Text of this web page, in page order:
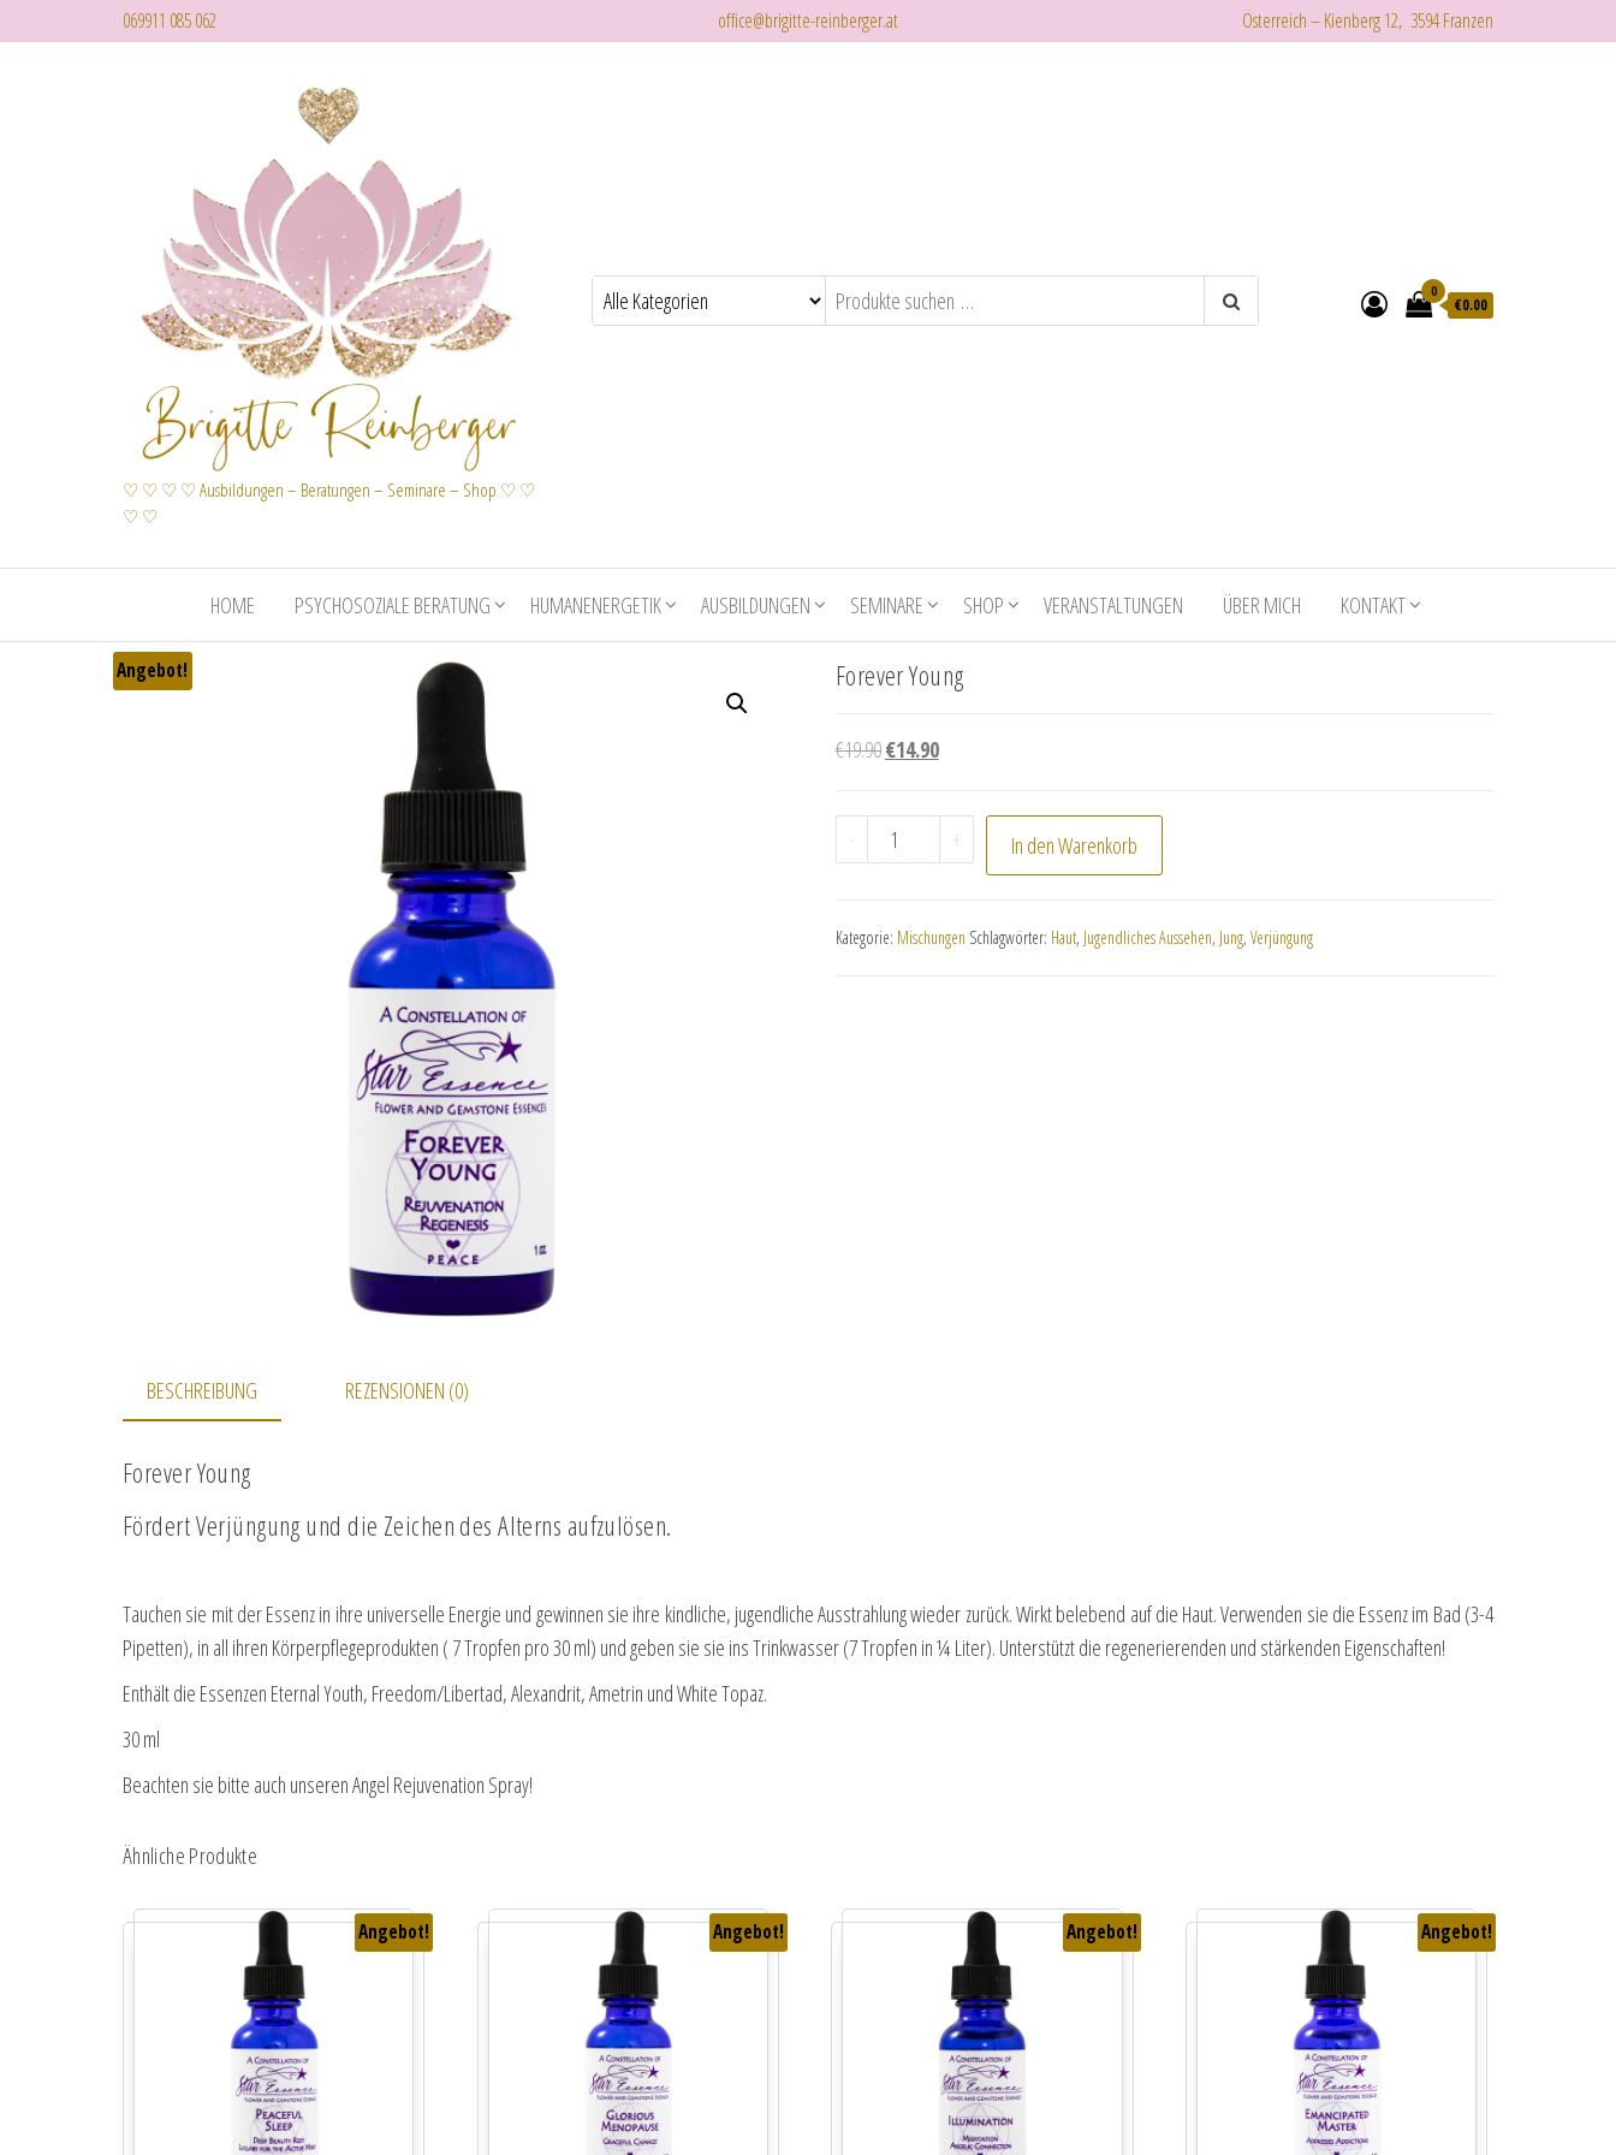
069911 085 062 office@brigitte-reinberger.at Österreich – Kienberg 12, 3594 Franzen
♡ ♡ ♡ ♡ Ausbildungen – Beratungen – Seminare – Shop ♡ ♡
♡ ♡
0
€0.00
HOME PSYCHOSOZIALE BERATUNG HUMANENERGETIK AUSBILDUNGEN SEMINARE SHOP VERANSTALTUNGEN ÜBER MICH KONTAKT
Angebot! Forever Young
€19.90Ursprünglicher Preis war: €19.90
€14.90Aktueller Preis ist: €14.90.
- Forever Young Menge
+ In den Warenkorb
Kategorie: Mischungen Schlagwörter: Haut, Jugendliches Aussehen, Jung, Verjüngung
BESCHREIBUNG REZENSIONEN (0)
Forever Young
Fördert Verjüngung und die Zeichen des Alterns aufzulösen.
Tauchen sie mit der Essenz in ihre universelle Energie und gewinnen sie ihre kindliche, jugendliche Ausstrahlung wieder zurück. Wirkt belebend auf die Haut. Verwenden sie die Essenz im Bad (3-4
Pipetten), in all ihren Körperpflegeprodukten ( 7 Tropfen pro 30 ml) und geben sie sie ins Trinkwasser (7 Tropfen in ¼ Liter). Unterstützt die regenerierenden und stärkenden Eigenschaften!
Enthält die Essenzen Eternal Youth, Freedom/Libertad, Alexandrit, Ametrin und White Topaz.
30 ml
Beachten sie bitte auch unseren Angel Rejuvenation Spray!
Ähnliche Produkte
Angebot! Angebot! Angebot! Angebot!